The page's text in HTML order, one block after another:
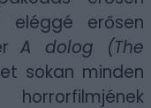
eléggé erősen
A dolog (The
sokan minden